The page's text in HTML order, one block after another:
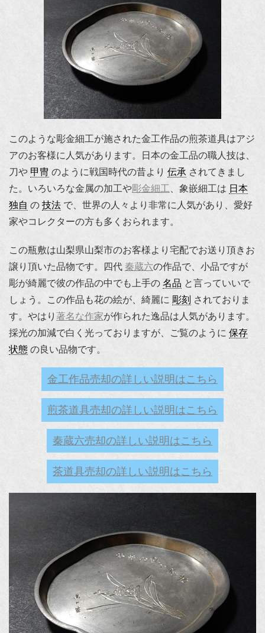
このような彫金細工が施された金工作品の煎茶道具はアジ
アのお客様に人気があります。日本の金工品の職人技は、
刀や 甲冑 のように戦国時代の昔より 伝承 されてきまし
た。いろいろな金属の加工や彫金細工 、象嵌細工は 日本
独自 の 技法 で、世界の人々より非常に人気があり、愛好
家やコレクターの方も多くおられます。
この瓶敷は山梨県山梨市のお客様より宅配でお送り頂きお
譲り頂いた品物です。四代 秦蔵六の作品で、小品ですが
彫が綺麗で彼の作品の中でも上手の 名品 と言っていいで
しょう。この作品も花の絵が、綺麗に 彫刻 されておりま
す。やはり 著名な作家が作られた逸品は人気があります。
採光の加減で白く光っておりますが、ご覧のように 保存
状態 の良い品物です。
金工作品売却の詳しい説明はこちら
煎茶道具売却の詳しい説明はこちら
秦蔵六売却の詳しい説明はこちら
茶道具売却の詳しい説明はこちら